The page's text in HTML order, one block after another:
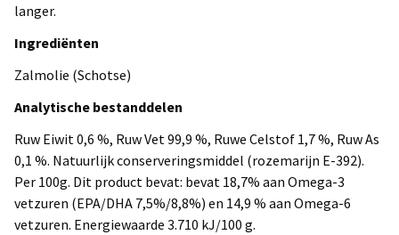
langer.
Ingrediënten
Zalmolie (Schotse)
Analytische bestanddelen
Ruw Eiwit 0,6 %, Ruw Vet 99,9 %, Ruwe Celstof 1,7 %, Ruw As
0,1 %. Natuurlijk conserveringsmiddel (rozemarijn E-392).
Per 100g. Dit product bevat: bevat 18,7% aan Omega-3
vetzuren (EPA/DHA 7,5%/8,8%) en 14,9 % aan Omega-6
vetzuren. Energiewaarde 3.710 kJ/100 g.